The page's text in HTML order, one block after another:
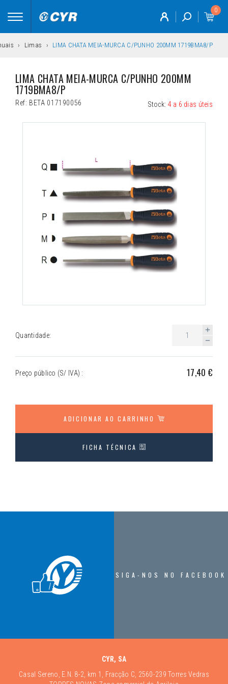
Toggle
0
Limas LIMA CHATA MEIA-MURCA C/PUNHO 200MM 1719BMA8/P
LIMA CHATA MEIA-MURCA C/PUNHO 200MM
1719BMA8/P
Ref: BETA 017190056 Stock: 4 a 6 dias úteis
Quantidade:
Preço público (S/ IVA) : 17,40 €
ADICIONAR AO CARRINHO
FICHA TÉCNICA
SIGA-NOS NO FACEBOOK
CYR, SA
Casal Sereno, E.N. 8-2, km 1, Fracção C, 2560-239 Torres Vedras